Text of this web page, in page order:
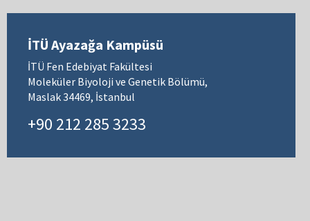
İTÜ Ayazağa Kampüsü
İTÜ Fen Edebiyat Fakültesi
Moleküler Biyoloji ve Genetik Bölümü,
Maslak 34469, İstanbul
+90 212 285 3233